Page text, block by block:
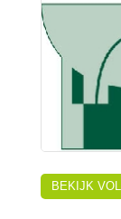
BEKIJK